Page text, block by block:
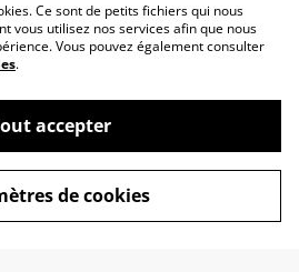
Ce sont de petits fichiers qui nous
vous utilisez nos services afin que nous
Vous pouvez également consulter
.
accepter
de cookies